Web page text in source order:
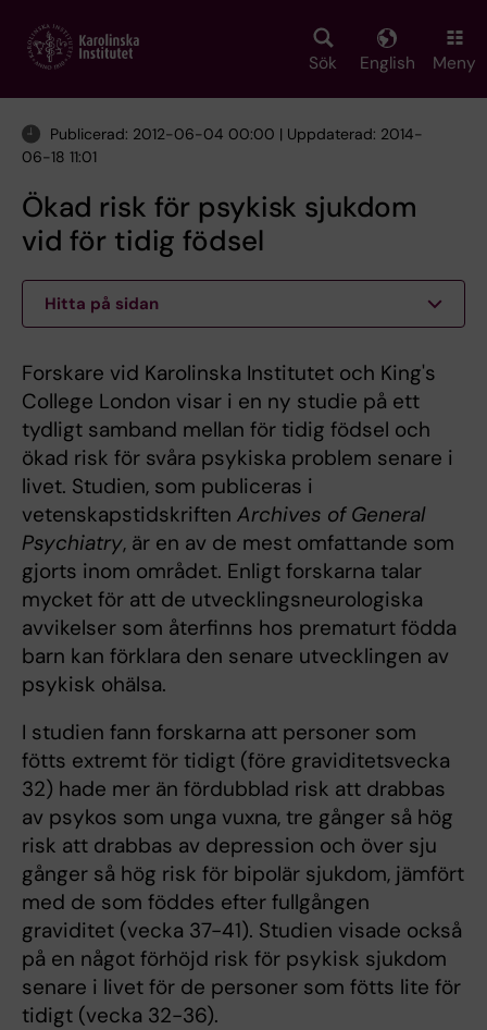
main
Sök English Meny
Publicerad: 2012-06-04 00:00 | Uppdaterad: 2014-
06-18 11:01
Ökad risk för psykisk sjukdom
vid för tidig födsel
Hitta på sidan
Forskare vid Karolinska Institutet och King's
College London visar i en ny studie på ett
tydligt samband mellan för tidig födsel och
ökad risk för svåra psykiska problem senare i
livet. Studien, som publiceras i
vetenskapstidskriften Archives of General
Psychiatry, är en av de mest omfattande som
gjorts inom området. Enligt forskarna talar
mycket för att de utvecklingsneurologiska
avvikelser som återfinns hos prematurt födda
barn kan förklara den senare utvecklingen av
psykisk ohälsa.
I studien fann forskarna att personer som
fötts extremt för tidigt (före graviditetsvecka
32) hade mer än fördubblad risk att drabbas
av psykos som unga vuxna, tre gånger så hög
risk att drabbas av depression och över sju
gånger så hög risk för bipolär sjukdom, jämfört
med de som föddes efter fullgången
graviditet (vecka 37-41). Studien visade också
på en något förhöjd risk för psykisk sjukdom
senare i livet för de personer som fötts lite för
tidigt (vecka 32-36).